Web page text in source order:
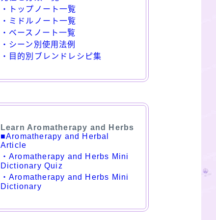
・トップノート一覧
・ミドルノート一覧
・ベースノート一覧
・シーン別使用法例
・目的別ブレンドレシピ集
Learn Aromatherapy and Herbs
■Aromatherapy and Herbal
Article
・Aromatherapy and Herbs Mini
Dictionary Quiz
・Aromatherapy and Herbs Mini
Dictionary